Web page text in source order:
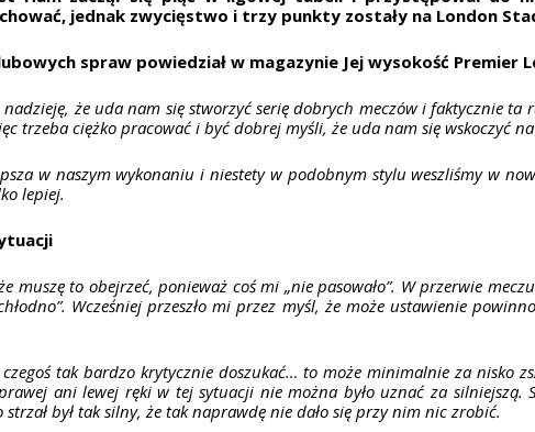
jednak zwycięstwo i trzy punkty zostały na London
spraw powiedział w magazynie Jej wysokość Premier
że uda nam się stworzyć serię dobrych meczów i faktycznie ta
trzeba ciężko pracować i być dobrej myśli, że uda nam się wskoczyć na
w naszym wykonaniu i niestety w podobnym stylu weszliśmy w
lepiej.
muszę to obejrzeć, ponieważ coś mi „nie pasowało”. W przerwie
Wcześniej przeszło mi przez myśl, że może ustawienie
tak bardzo krytycznie doszukać… to może minimalnie za nisko
ani lewej ręki w tej sytuacji nie można było uznać za silniejszą.
był tak silny, że tak naprawdę nie dało się przy nim nic zrobić.